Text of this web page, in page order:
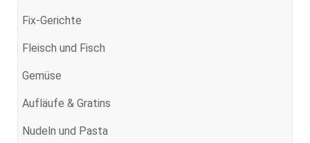
Fix-Gerichte
Fleisch und Fisch
Gemüse
Aufläufe & Gratins
Nudeln und Pasta